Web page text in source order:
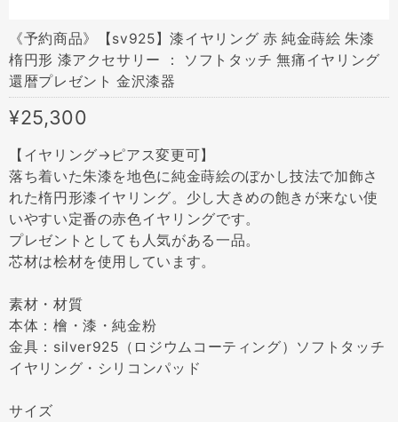
《予約商品》【sv925】漆イヤリング 赤 純金蒔絵 朱漆
楕円形 漆アクセサリー ： ソフトタッチ 無痛イヤリング
還暦プレゼント 金沢漆器
¥25,300
【イヤリング→ピアス変更可】
落ち着いた朱漆を地色に純金蒔絵のぼかし技法で加飾さ
れた楕円形漆イヤリング。少し大きめの飽きが来ない使
いやすい定番の赤色イヤリングです。
プレゼントとしても人気がある一品。
芯材は桧材を使用しています。
素材・材質
本体：檜・漆・純金粉
金具：silver925（ロジウムコーティング）ソフトタッチ
イヤリング・シリコンパッド
サイズ